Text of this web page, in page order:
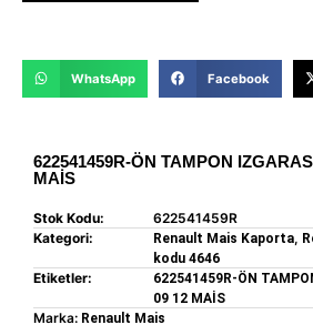
WhatsApp Facebook
622541459R-ÖN TAMPON
MAİS
Stok Kodu:
622541459R
Kategori:
Renault Mais Kaporta,
kodu 4646
Etiketler:
622541459R-ÖN
09 12 MAİS
Marka: Renault Mais